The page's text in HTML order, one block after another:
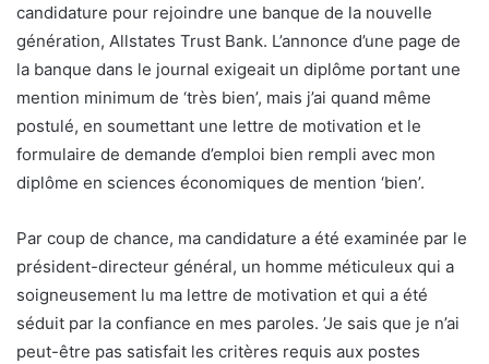
candidature pour rejoindre une banque de la nouvelle
génération, Allstates Trust Bank. L’annonce d’une page de
la banque dans le journal exigeait un diplôme portant une
mention minimum de ‘très bien’, mais j’ai quand même
postulé, en soumettant une lettre de motivation et le
formulaire de demande d’emploi bien rempli avec mon
diplôme en sciences économiques de mention ‘bien’.
Par coup de chance, ma candidature a été examinée par le
président-directeur général, un homme méticuleux qui a
soigneusement lu ma lettre de motivation et qui a été
séduit par la confiance en mes paroles. ’Je sais que je n’ai
peut-être pas satisfait les critères requis aux postes